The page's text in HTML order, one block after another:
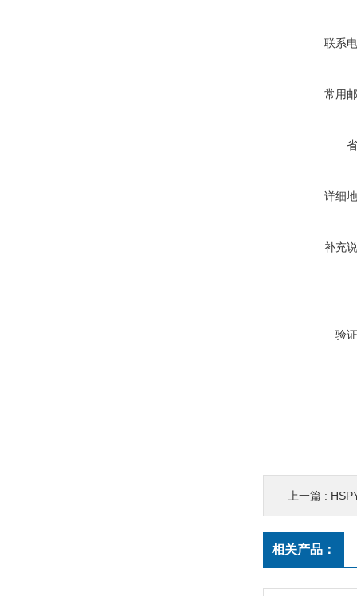
联系
常用
详细
补充
验
上一篇 : HSPY
相关产品：